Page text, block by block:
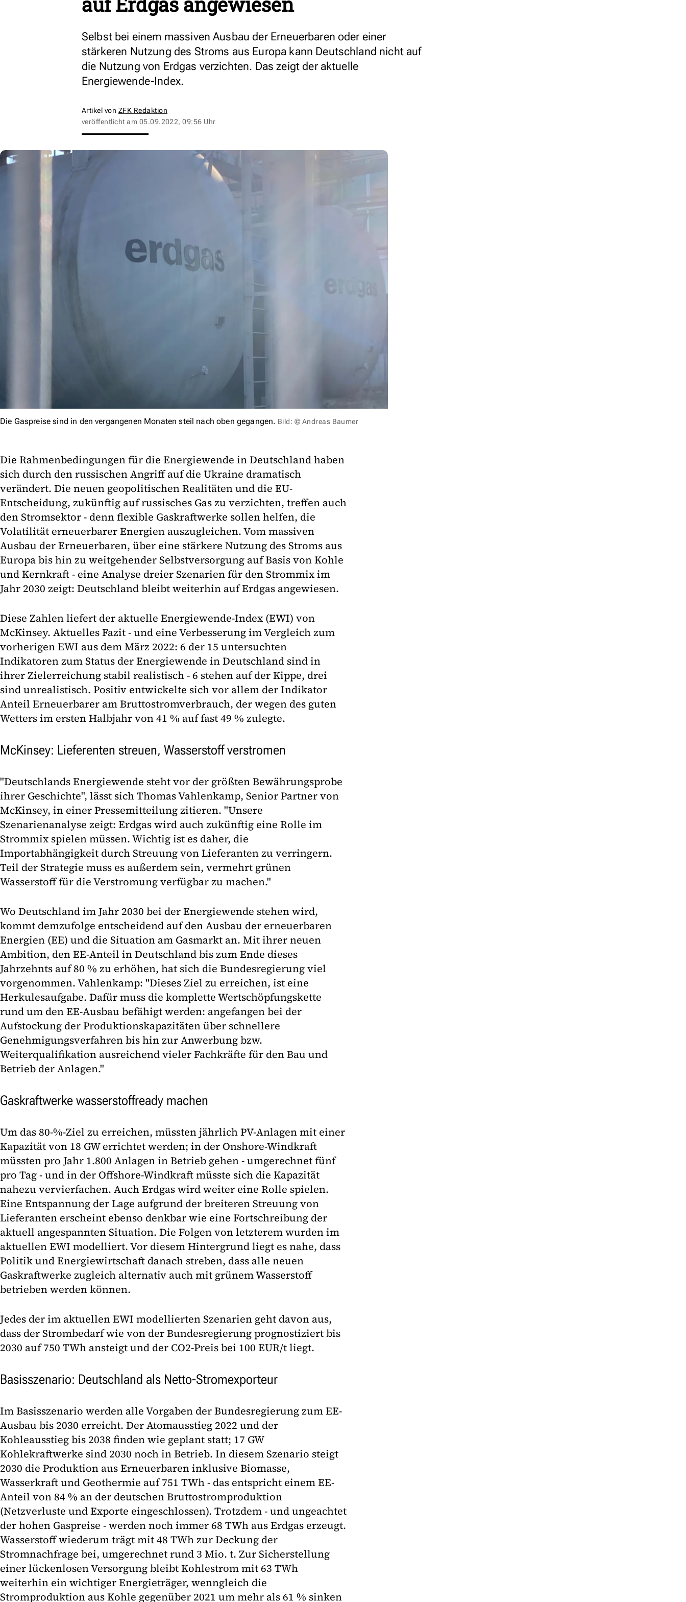
Selbst bei einem massiven Ausbau der Erneuerbaren oder einer
stärkeren Nutzung des Stroms aus Europa kann Deutschland nicht auf
die Nutzung von Erdgas verzichten. Das zeigt der aktuelle
Energiewende-Index.
Artikel von ZFK Redaktion
veröffentlicht am 05.09.2022, 09:56 Uhr
Die Gaspreise sind in den vergangenen Monaten steil nach oben gegangen. Bild: © Andreas Baumer
Die Rahmenbedingungen für die Energiewende in Deutschland haben
sich durch den russischen Angriff auf die Ukraine dramatisch
verändert. Die neuen geopolitischen Realitäten und die EU-
Entscheidung, zukünftig auf russisches Gas zu verzichten, treffen auch
den Stromsektor - denn flexible Gaskraftwerke sollen helfen, die
Volatilität erneuerbarer Energien auszugleichen. Vom massiven
Ausbau der Erneuerbaren, über eine stärkere Nutzung des Stroms aus
Europa bis hin zu weitgehender Selbstversorgung auf Basis von Kohle
und Kernkraft - eine Analyse dreier Szenarien für den Strommix im
Jahr 2030 zeigt: Deutschland bleibt weiterhin auf Erdgas angewiesen.
Diese Zahlen liefert der aktuelle Energiewende-Index (EWI) von
McKinsey. Aktuelles Fazit - und eine Verbesserung im Vergleich zum
vorherigen EWI aus dem März 2022: 6 der 15 untersuchten
Indikatoren zum Status der Energiewende in Deutschland sind in
ihrer Zielerreichung stabil realistisch - 6 stehen auf der Kippe, drei
sind unrealistisch. Positiv entwickelte sich vor allem der Indikator
Anteil Erneuerbarer am Bruttostromverbrauch, der wegen des guten
Wetters im ersten Halbjahr von 41 % auf fast 49 % zulegte.
McKinsey: Lieferenten streuen, Wasserstoff verstromen
"Deutschlands Energiewende steht vor der größten Bewährungsprobe
ihrer Geschichte", lässt sich Thomas Vahlenkamp, Senior Partner von
McKinsey, in einer Pressemitteilung zitieren. "Unsere
Szenarienanalyse zeigt: Erdgas wird auch zukünftig eine Rolle im
Strommix spielen müssen. Wichtig ist es daher, die
Importabhängigkeit durch Streuung von Lieferanten zu verringern.
Teil der Strategie muss es außerdem sein, vermehrt grünen
Wasserstoff für die Verstromung verfügbar zu machen."
Wo Deutschland im Jahr 2030 bei der Energiewende stehen wird,
kommt demzufolge entscheidend auf den Ausbau der erneuerbaren
Energien (EE) und die Situation am Gasmarkt an. Mit ihrer neuen
Ambition, den EE-Anteil in Deutschland bis zum Ende dieses
Jahrzehnts auf 80 % zu erhöhen, hat sich die Bundesregierung viel
vorgenommen. Vahlenkamp: "Dieses Ziel zu erreichen, ist eine
Herkulesaufgabe. Dafür muss die komplette Wertschöpfungskette
rund um den EE-Ausbau befähigt werden: angefangen bei der
Aufstockung der Produktionskapazitäten über schnellere
Genehmigungsverfahren bis hin zur Anwerbung bzw.
Weiterqualifikation ausreichend vieler Fachkräfte für den Bau und
Betrieb der Anlagen."
Gaskraftwerke wasserstoffready machen
Um das 80-%-Ziel zu erreichen, müssten jährlich PV-Anlagen mit einer
Kapazität von 18 GW errichtet werden; in der Onshore-Windkraft
müssten pro Jahr 1.800 Anlagen in Betrieb gehen - umgerechnet fünf
pro Tag - und in der Offshore-Windkraft müsste sich die Kapazität
nahezu vervierfachen. Auch Erdgas wird weiter eine Rolle spielen.
Eine Entspannung der Lage aufgrund der breiteren Streuung von
Lieferanten erscheint ebenso denkbar wie eine Fortschreibung der
aktuell angespannten Situation. Die Folgen von letzterem wurden im
aktuellen EWI modelliert. Vor diesem Hintergrund liegt es nahe, dass
Politik und Energiewirtschaft danach streben, dass alle neuen
Gaskraftwerke zugleich alternativ auch mit grünem Wasserstoff
betrieben werden können.
Jedes der im aktuellen EWI modellierten Szenarien geht davon aus,
dass der Strombedarf wie von der Bundesregierung prognostiziert bis
2030 auf 750 TWh ansteigt und der CO2-Preis bei 100 EUR/t liegt.
Basisszenario: Deutschland als Netto-Stromexporteur
Im Basisszenario werden alle Vorgaben der Bundesregierung zum EE-
Ausbau bis 2030 erreicht. Der Atomausstieg 2022 und der
Kohleausstieg bis 2038 finden wie geplant statt; 17 GW
Kohlekraftwerke sind 2030 noch in Betrieb. In diesem Szenario steigt
2030 die Produktion aus Erneuerbaren inklusive Biomasse,
Wasserkraft und Geothermie auf 751 TWh - das entspricht einem EE-
Anteil von 84 % an der deutschen Bruttostromproduktion
(Netzverluste und Exporte eingeschlossen). Trotzdem - und ungeachtet
der hohen Gaspreise - werden noch immer 68 TWh aus Erdgas erzeugt.
Wasserstoff wiederum trägt mit 48 TWh zur Deckung der
Stromnachfrage bei, umgerechnet rund 3 Mio. t. Zur Sicherstellung
einer lückenlosen Versorgung bleibt Kohlestrom mit 63 TWh
weiterhin ein wichtiger Energieträger, wenngleich die
Stromproduktion aus Kohle gegenüber 2021 um mehr als 61 % sinken